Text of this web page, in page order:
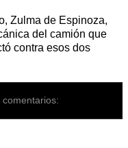
Zulma de Espinoza,
del camión que
contra esos dos
comentarios: